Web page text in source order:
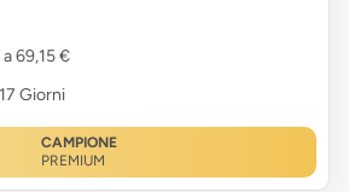
69,15 €
Giorni
CAMPIONE
PREMIUM